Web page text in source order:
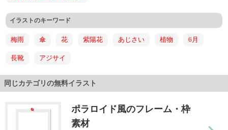
イラストのキーワード
梅雨 傘 花 紫陽花 あじさい 植物 6月
長靴 アジサイ
同じカテゴリの無料イラスト
ポラロイド風のフレーム・枠
素材